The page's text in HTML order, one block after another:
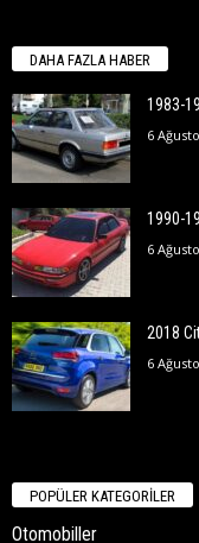
DAHA FAZLA HABER
1983-
6
1990-
6
2018
6
POPÜLER KATEGORİLER
Otomobiller